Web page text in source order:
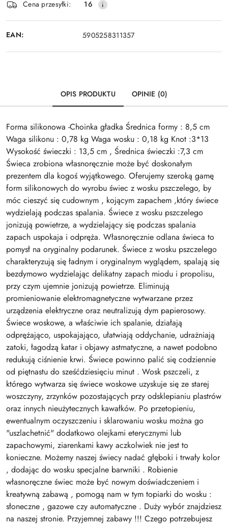
Wyślij
dostawa
Cena przesyłki:
16
EAN: 5905258311357
OPIS PRODUKTU OPINIE (0)
Forma silikonowa -Choinka gładka Średnica formy : 8,5 cm
Waga silikonu : 0,78 kg Waga wosku : 0,18 kg Knot :3*13
Wysokość świeczki : 13,5 cm , Średnica świeczki :7,3 cm
Świeca zrobiona własnoręcznie może być doskonałym
prezentem dla kogoś wyjątkowego. Oferujemy szeroką gamę
form silikonowych do wyrobu świec z wosku pszczelego, by
móc cieszyć się cudownym , kojącym zapachem ,który świece
wydzielają podczas spalania. Świece z wosku pszczelego
jonizują powietrze, a wydzielający się podczas spalania
zapach uspokaja i odpręża. Własnoręcznie odlana świeca to
pomysł na oryginalny podarunek. Świece z wosku pszczelego
charakteryzują się ładnym i oryginalnym wyglądem, spalają się
bezdymowo wydzielając delikatny zapach miodu i propolisu,
przy czym ujemnie jonizują powietrze. Eliminują
promieniowanie elektromagnetyczne wytwarzane przez
urządzenia elektryczne oraz neutralizują dym papierosowy.
Świece woskowe, a właściwie ich spalanie, działają
odprężająco, uspokajająco, ułatwiają oddychanie, udrażniają
zatoki, łagodzą katar i objawy astmatyczne, a nawet podobno
redukują ciśnienie krwi. Świece powinno palić się codziennie
od piętnastu do sześćdziesięciu minut . Wosk pszczeli, z
którego wytwarza się świece woskowe uzyskuje się ze starej
woszczyny, zrzynków pozostających przy odsklepianiu plastrów
oraz innych nieużytecznych kawałków. Po przetopieniu,
ewentualnym oczyszczeniu i sklarowaniu wosku można go
"uszlachetnić" dodatkowo olejkami eterycznymi lub
zapachowymi, ziarenkami kawy aczkolwiek nie jest to
konieczne. Możemy naszej świecy nadać głęboki i trwały kolor
, dodając do wosku specjalne barwniki . Robienie
własnoręczne świec może być nowym doświadczeniem i
kreatywną zabawą , pomogą nam w tym topiarki do wosku :
słoneczne , gazowe czy automatyczne . Duży wybór znajdziesz
na naszej stronie. Przyjemnej zabawy !!! Czego potrzebujesz